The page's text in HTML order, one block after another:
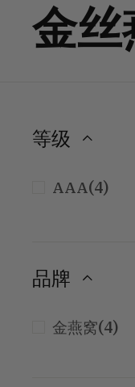
金丝
等级
AAA(4)
品牌
金燕窝(4)